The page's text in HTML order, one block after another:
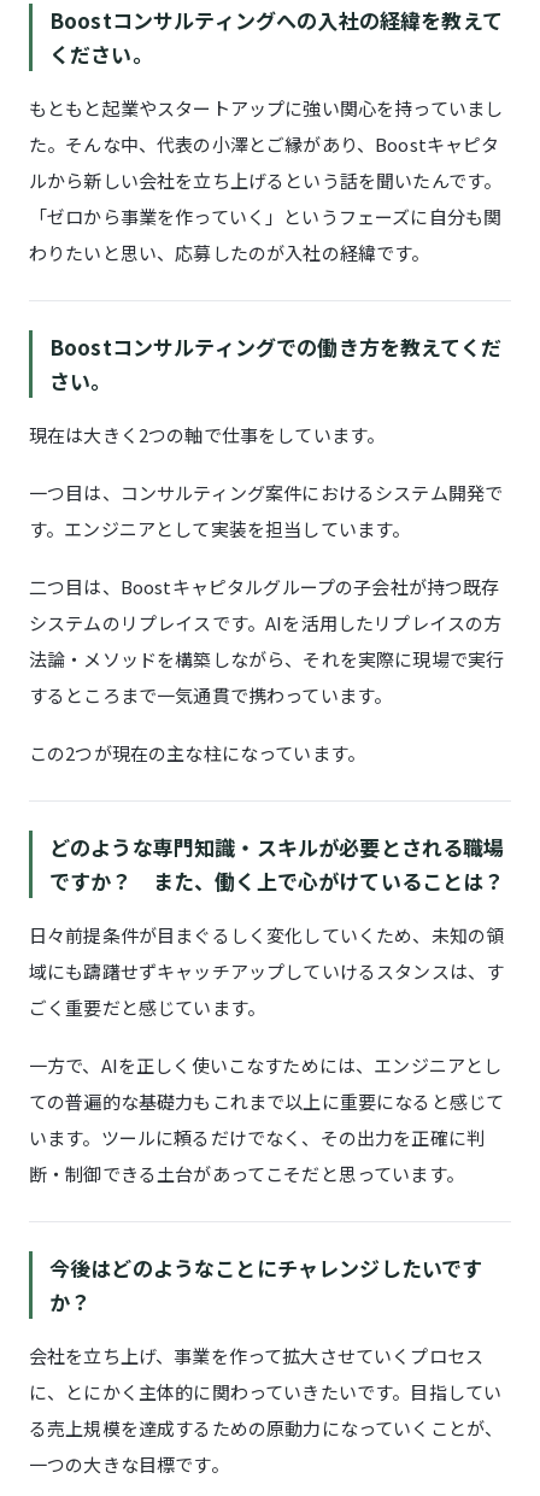
Boostコンサルティングへの入社の経緯を教えて
ください。
もともと起業やスタートアップに強い関心を持っていまし
た。そんな中、代表の小澤とご縁があり、Boostキャピタ
ルから新しい会社を立ち上げるという話を聞いたんです。
「ゼロから事業を作っていく」というフェーズに自分も関
わりたいと思い、応募したのが入社の経緯です。
Boostコンサルティングでの働き方を教えてくだ
さい。
現在は大きく2つの軸で仕事をしています。
一つ目は、コンサルティング案件におけるシステム開発で
す。エンジニアとして実装を担当しています。
二つ目は、Boostキャピタルグループの子会社が持つ既存
システムのリプレイスです。AIを活用したリプレイスの方
法論・メソッドを構築しながら、それを実際に現場で実行
するところまで一気通貫で携わっています。
この2つが現在の主な柱になっています。
どのような専門知識・スキルが必要とされる職場
ですか？ また、働く上で心がけていることは？
日々前提条件が目まぐるしく変化していくため、未知の領
域にも躊躇せずキャッチアップしていけるスタンスは、す
ごく重要だと感じています。
一方で、AIを正しく使いこなすためには、エンジニアとし
ての普遍的な基礎力もこれまで以上に重要になると感じて
います。ツールに頼るだけでなく、その出力を正確に判
断・制御できる土台があってこそだと思っています。
今後はどのようなことにチャレンジしたいです
か？
会社を立ち上げ、事業を作って拡大させていくプロセス
に、とにかく主体的に関わっていきたいです。目指してい
る売上規模を達成するための原動力になっていくことが、
一つの大きな目標です。